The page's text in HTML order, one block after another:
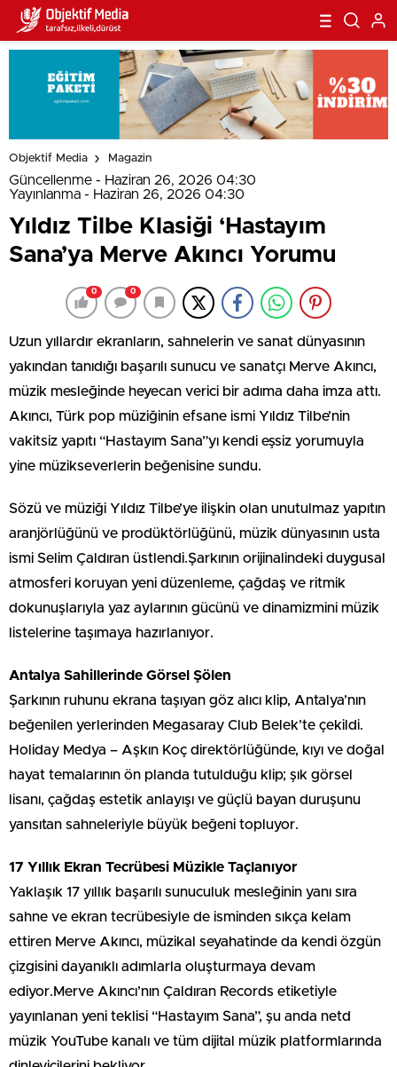
Objektif Media Magazin
Güncellenme - Haziran 26, 2026 04:30
Yayınlanma - Haziran 26, 2026 04:30
Yıldız Tilbe Klasiği ‘Hastayım
Sana’ya Merve Akıncı Yorumu
0 0
Uzun yıllardır ekranların, sahnelerin ve sanat dünyasının
yakından tanıdığı başarılı sunucu ve sanatçı Merve Akıncı,
müzik mesleğinde heyecan verici bir adıma daha imza attı.
Akıncı, Türk pop müziğinin efsane ismi Yıldız Tilbe’nin
vakitsiz yapıtı “Hastayım Sana”yı kendi eşsiz yorumuyla
yine müzikseverlerin beğenisine sundu.
Sözü ve müziği Yıldız Tilbe’ye ilişkin olan unutulmaz yapıtın
aranjörlüğünü ve prodüktörlüğünü, müzik dünyasının usta
ismi Selim Çaldıran üstlendi.Şarkının orijinalindeki duygusal
atmosferi koruyan yeni düzenleme, çağdaş ve ritmik
dokunuşlarıyla yaz aylarının gücünü ve dinamizmini müzik
listelerine taşımaya hazırlanıyor.
Antalya Sahillerinde Görsel Şölen
Şarkının ruhunu ekrana taşıyan göz alıcı klip, Antalya’nın
beğenilen yerlerinden Megasaray Club Belek’te çekildi.
Holiday Medya – Aşkın Koç direktörlüğünde, kıyı ve doğal
hayat temalarının ön planda tutulduğu klip; şık görsel
lisanı, çağdaş estetik anlayışı ve güçlü bayan duruşunu
yansıtan sahneleriyle büyük beğeni topluyor.
17 Yıllık Ekran Tecrübesi Müzikle Taçlanıyor
Yaklaşık 17 yıllık başarılı sunuculuk mesleğinin yanı sıra
sahne ve ekran tecrübesiyle de isminden sıkça kelam
ettiren Merve Akıncı, müzikal seyahatinde da kendi özgün
çizgisini dayanıklı adımlarla oluşturmaya devam
ediyor.Merve Akıncı’nın Çaldıran Records etiketiyle
yayınlanan yeni teklisi “Hastayım Sana”, şu anda netd
müzik YouTube kanalı ve tüm dijital müzik platformlarında